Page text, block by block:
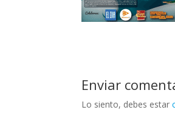
Enviar
Lo siento, debes estar